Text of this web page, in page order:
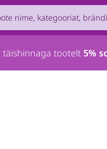
by name, brand, category...
täishinnaga tootelt 5%